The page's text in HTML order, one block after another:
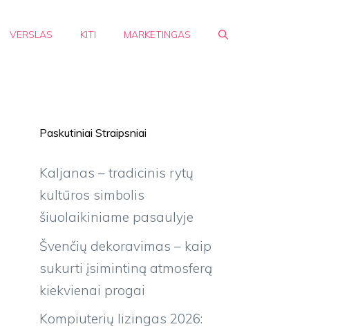
VERSLAS KITI MARKETINGAS
Paskutiniai Straipsniai
Kaljanas – tradicinis rytų
kultūros simbolis
šiuolaikiniame pasaulyje
Švenčių dekoravimas – kaip
sukurti įsimintiną atmosferą
kiekvienai progai
Kompiuterių lizingas 2026: